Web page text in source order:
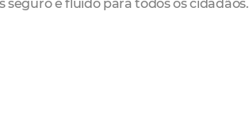
e fluído para todos os cidadãos.